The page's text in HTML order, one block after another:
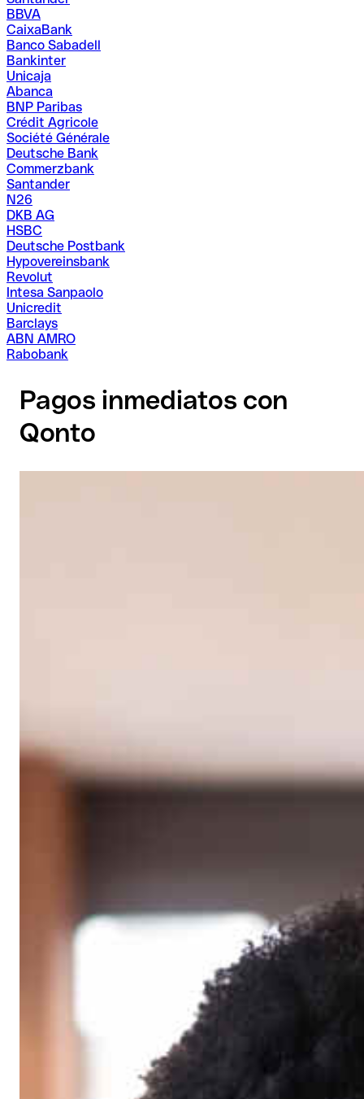
BBVA
CaixaBank
Banco Sabadell
Bankinter
Unicaja
Abanca
BNP Paribas
Crédit Agricole
Société Générale
Deutsche Bank
Commerzbank
Santander
N26
DKB AG
HSBC
Deutsche Postbank
Hypovereinsbank
Revolut
Intesa Sanpaolo
Unicredit
Barclays
ABN AMRO
Rabobank
Pagos inmediatos con
Qonto